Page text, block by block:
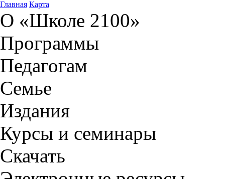
Главная Карта
О «Школе 2100»
Программы
Педагогам
Семье
Издания
Курсы и семинары
Скачать